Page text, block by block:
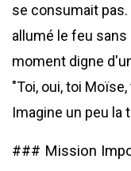
se consumait
allumé le feu sans
moment digne
"Toi, oui, toi
Imagine un peu la
### Mission